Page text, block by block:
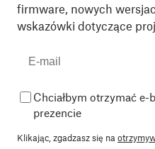
firmware, nowych
wskazówki dotyczące
Chciałbym otrzymać
prezencie
Klikając, zgadzasz się na